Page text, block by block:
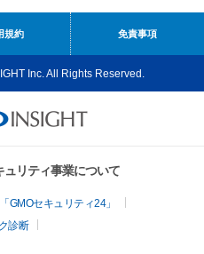
規約 免責事項
Inc. All Rights Reserved.
リティ事業について
GMOセキュリティ24」
診断